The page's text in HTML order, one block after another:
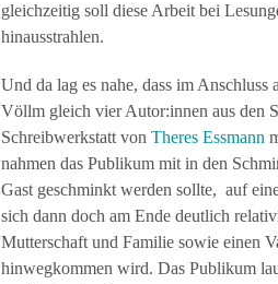
gleichzeitig soll diese Arbeit bei
hinausstrahlen.
Und da lag es nahe, dass im
Völlm gleich vier Autor:innen aus den
Schreibwerkstatt von Theres Essmann
nahmen das Publikum mit in den
Gast geschminkt werden sollte, auf
sich dann doch am Ende deutlich
Mutterschaft und Familie sowie einen
hinwegkommen wird. Das Publikum